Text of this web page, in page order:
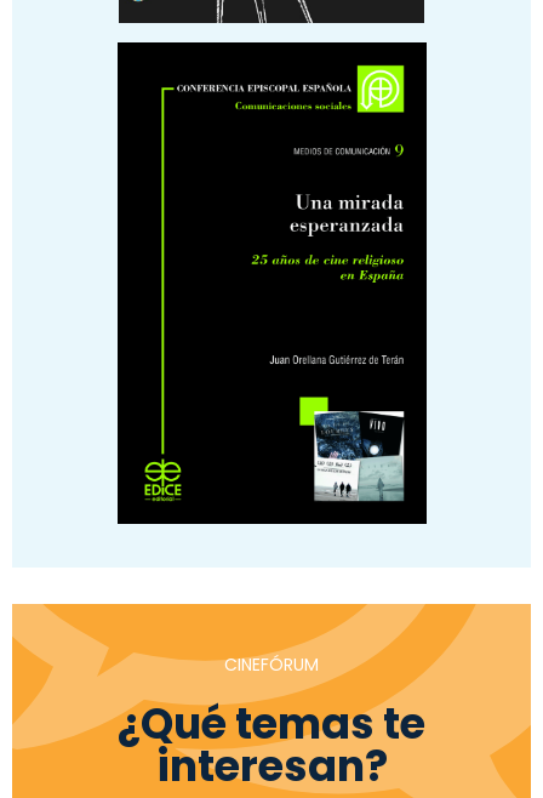
CINEFÓRUM
¿Qué temas te
interesan?